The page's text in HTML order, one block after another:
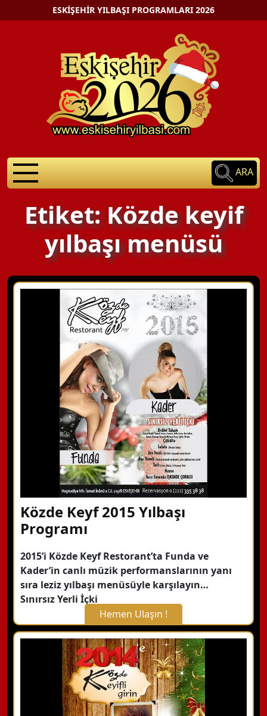
ESKIŞEHIR YILBAŞI PROGRAMLARI 2026
ARA
Etiket: Közde keyif
yılbaşı menüsü
Közde Keyf 2015 Yılbaşı
Programı
2015’i Közde Keyf Restorant’ta Funda ve
Kader’in canlı müzik performanslarının yanı
sıra leziz yılbaşı menüsüyle karşılayın…
Sınırsız Yerli İçki
Hemen Ulaşın !
X Kapat
WhatsApp ile Bilgi Alın
Hemen Arayın